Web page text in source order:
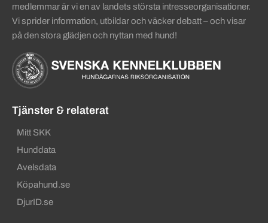
medlemmar är vi en av landets största intresseorganisationer.
Vi sprider information, utbildar och väcker debatt – och visar
på den stora glädjen och nyttan med hund!
Tjänster & relaterat
Mitt SKK
Hunddata
Avelsdata
Köpahund.se
DjurID.se